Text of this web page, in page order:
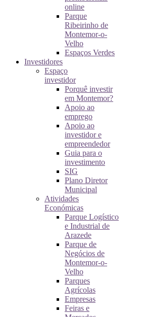
online
Parque
Ribeirinho de
Montemor-o-
Velho
Espaços Verdes
Investidores
Espaço
investidor
Porquê investir
em Montemor?
Apoio ao
emprego
Apoio ao
investidor e
empreendedor
Guia para o
investimento
SIG
Plano Diretor
Municipal
Atividades
Económicas
Parque Logístico
e Industrial de
Arazede
Parque de
Negócios de
Montemor-o-
Velho
Parques
Agrícolas
Empresas
Feiras e